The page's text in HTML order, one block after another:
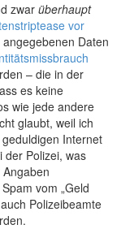
zwar überhaupt
vor
Daten
– die in der
es keine
wie jede andere
glaubt, weil ich
Internet
der Polizei, was
vom „Geld
Polizeibeamte